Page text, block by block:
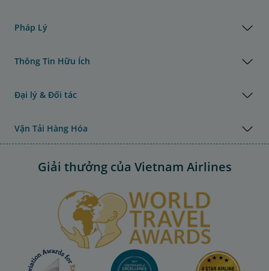
Pháp Lý
Thông Tin Hữu Ích
Đại lý & Đối tác
Vận Tải Hàng Hóa
Giải thưởng của Vietnam Airlines